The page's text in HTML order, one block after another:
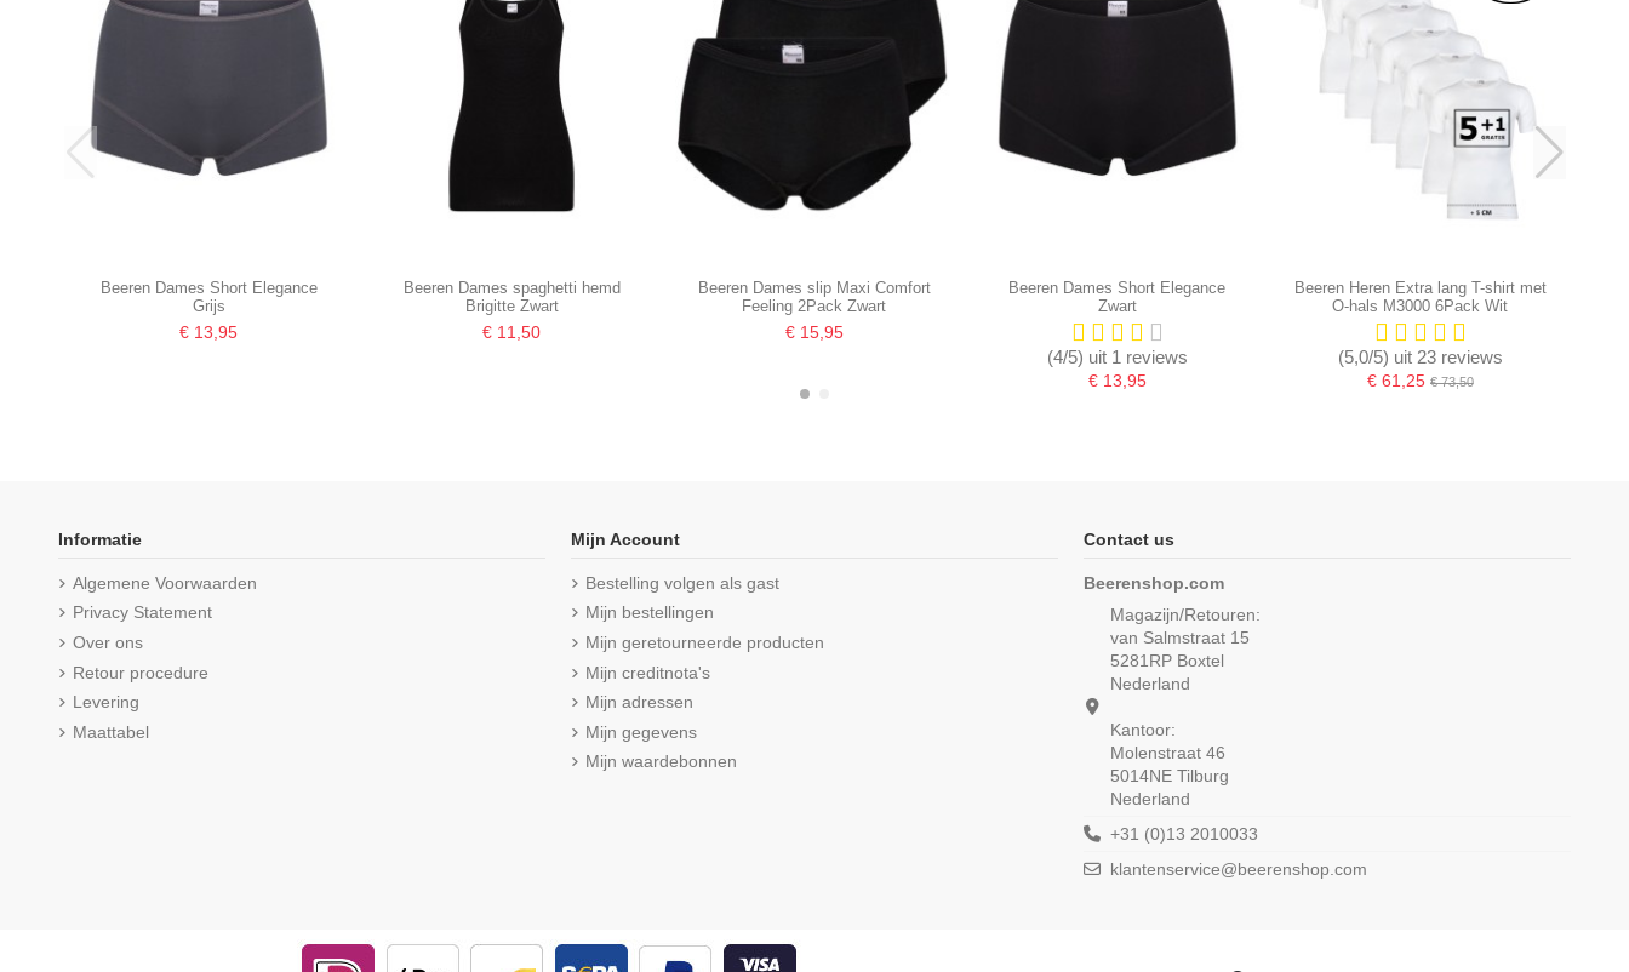
Beeren Dames Short Elegance
Grijs
€ 13,95
Beeren Dames spaghetti hemd
Brigitte Zwart
€ 11,50
Beeren Dames slip Maxi Comfort
Feeling 2Pack Zwart
€ 15,95
Beeren Dames Short Elegance
Zwart
(4/5) uit 1 reviews
€ 13,95
Beeren Heren Extra lang T-shirt met
O-hals M3000 6Pack Wit
(5,0/5) uit 23 reviews
€ 61,25 € 73,50
Beeren Heren T-shirt K.M. met O-
hals M3000 Wit
Informatie
Algemene Voorwaarden
Privacy Statement
Over ons
Retour procedure
Levering
Maattabel
Mijn Account
Bestelling volgen als gast
Mijn bestellingen
Mijn geretourneerde producten
Mijn creditnota's
Mijn adressen
Mijn gegevens
Mijn waardebonnen
Contact us
Beerenshop.com
Magazijn/Retouren:
van Salmstraat 15
5281RP Boxtel
Nederland
Kantoor:
Molenstraat 46
5014NE Tilburg
Nederland
+31 (0)13 2010033
klantenservice@beerenshop.com